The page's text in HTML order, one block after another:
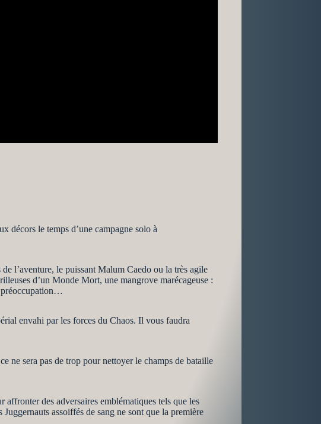
décors le temps d’une campagne solo à
l’aventure, le puissant Malum Caedo ou la très agile
d’un Monde Mort, une mangrove marécageuse :
préoccupation…
envahi par les forces du Chaos. Il vous faudra
ne sera pas de trop pour nettoyer le champs de bataille
des adversaires emblématiques tels que les
assoiffés de sang ne sont que la première